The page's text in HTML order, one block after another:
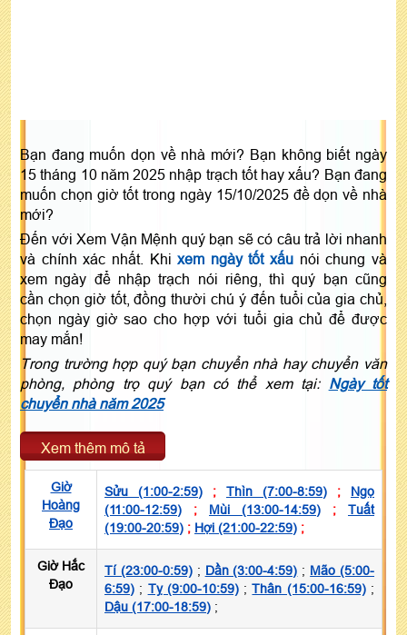
Bạn đang muốn dọn về nhà mới? Bạn không biết ngày
15 tháng 10 năm 2025 nhập trạch tốt hay xấu? Bạn đang
muốn chọn giờ tốt trong ngày 15/10/2025 đề dọn về nhà
mới?
Đến với Xem Vận Mệnh quý bạn sẽ có câu trả lời nhanh
và chính xác nhất. Khixem ngày tốt xấu nói chung và
xem ngày để nhập trạch nói riêng, thì quý bạn cũng
cần chọn giờ tốt, đồng thười chú ý đến tuổi của gia chủ,
chọn ngày giờ sao cho hợp với tuổi gia chủ để được
may mắn!
Trong trường hợp quý bạn chuyển nhà hay chuyển văn
phòng, phòng trọ quý bạn có thể xem tại: Ngày tốt
chuyển nhà năm 2025
Xem thêm mô tả
Giờ
Hoàng
Đạo
Sửu (1:00-2:59) ; Thìn (7:00-8:59) ; Ngọ
(11:00-12:59) ; Mùi (13:00-14:59) ; Tuất
(19:00-20:59) ; Hợi (21:00-22:59) ;
Giờ Hắc
Đạo
Tí (23:00-0:59); Dần (3:00-4:59) ; Mão (5:00-
6:59) ; Tỵ (9:00-10:59);Thân (15:00-16:59);
Dậu (17:00-18:59) ;